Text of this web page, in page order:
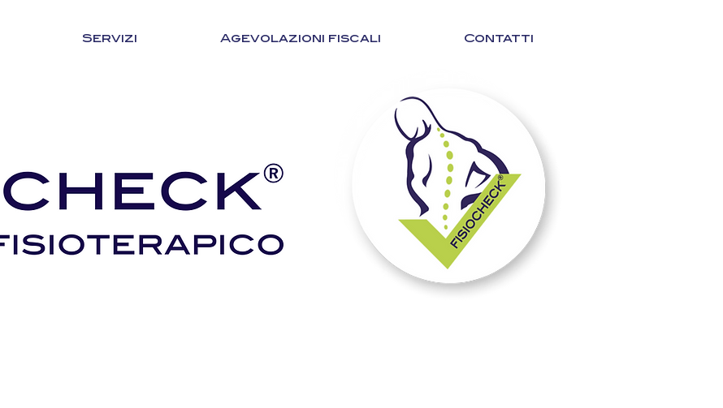
Servizi Agevolazioni fiscali Contatti